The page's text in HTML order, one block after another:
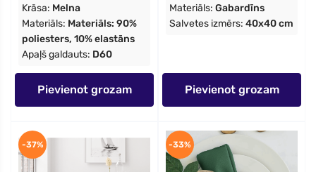
Krāsa: Melna
Materiāls: Materiāls: 90%
poliesters, 10% elastāns
Apaļš galdauts: D60
Pievienot grozam
Materiāls: Gabardīns
Salvetes izmērs: 40x40 cm
Pievienot grozam
-37% -33%